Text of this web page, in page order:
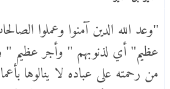
"وعد الله الدين آمنوا وعملوا
عظيم" أي لذنوبهم " وأجر عظيم "
من رحمته على عباده لا ينالوها